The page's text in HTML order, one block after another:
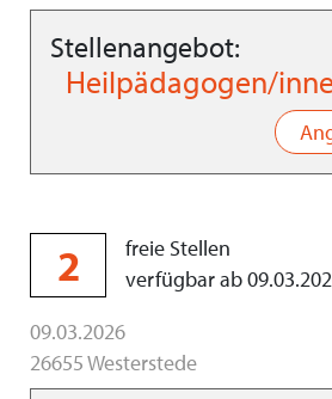
Stellenangebot:
Heilpädagogen/
2
freie Stellen
verfügbar ab
09.03.2026
26655 Westerstede